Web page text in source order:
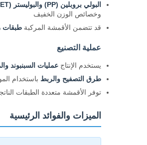
البولي بروبلين (PP) والبوليستر (PET) والبولي إيثيلين (PE) والنايلون
وخصائص الوزن الخفيف
قد تتضمن الأقمشة المركبة طبقات
عملية التصنيع
يستخدم الإنتاج عمليات السبنبوند
طرق التصفيح والربط باستخدام
توفر الأقمشة متعددة الطبقات
الميزات والفوائد الرئيسية